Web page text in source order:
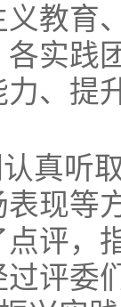
教育
实践
、提
真听
现等
评，
评委